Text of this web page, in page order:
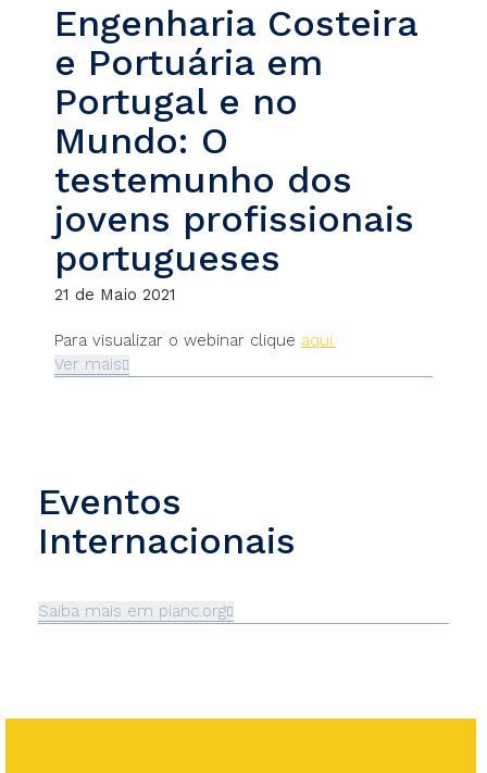
Engenharia Costeira
e Portuária em
Portugal e no
Mundo: O
testemunho dos
jovens profissionais
portugueses
21 de Maio 2021
Para visualizar o webinar clique aqui.
Ver mais
Eventos
Internacionais
Saiba mais em pianc.org